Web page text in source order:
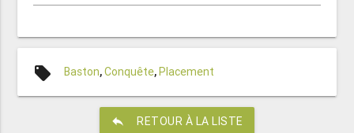
local_offer Baston,Conquête,Placement
reply RETOUR À LA LISTE